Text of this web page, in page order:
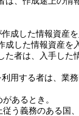
成した情報資産
成した情報資産を
た者は、入手した
用する者は、業
あるとき。
う義務のある国